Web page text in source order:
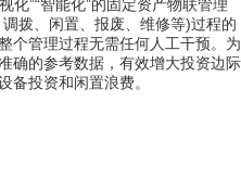
化”“智能化”的固定资产物联管理
调拨、闲置、报废、维修等)过程的
个管理过程无需任何人工干预。为
确的参考数据，有效增大投资边际
备投资和闲置浪费。